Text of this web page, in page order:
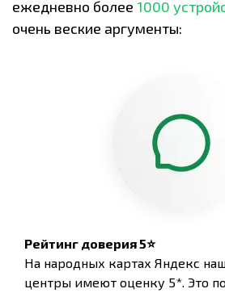
ежедневно более 1000
очень веские аргументы:
Рейтинг доверия 5⭐
На народных картах Яндекс
центры имеют оценку 5*. Это